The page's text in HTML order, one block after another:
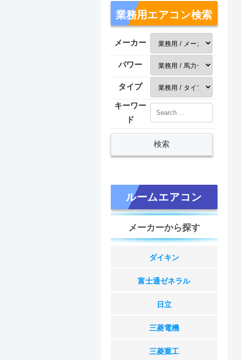
業務用エアコン検索
メーカー
パワー
タイプ
キーワー
ド
ルームエアコン
メーカーから探す
ダイキン
富士通ゼネラル
日立
三菱電機
三菱重工